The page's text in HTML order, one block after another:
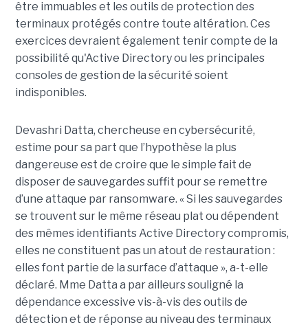
être immuables et les outils de protection des
terminaux protégés contre toute altération. Ces
exercices devraient également tenir compte de la
possibilité qu'Active Directory ou les principales
consoles de gestion de la sécurité soient
indisponibles.
Devashri Datta, chercheuse en cybersécurité,
estime pour sa part que l’hypothèse la plus
dangereuse est de croire que le simple fait de
disposer de sauvegardes suffit pour se remettre
d’une attaque par ransomware. « Si les sauvegardes
se trouvent sur le même réseau plat ou dépendent
des mêmes identifiants Active Directory compromis,
elles ne constituent pas un atout de restauration :
elles font partie de la surface d’attaque », a-t-elle
déclaré. Mme Datta a par ailleurs souligné la
dépendance excessive vis-à-vis des outils de
détection et de réponse au niveau des terminaux